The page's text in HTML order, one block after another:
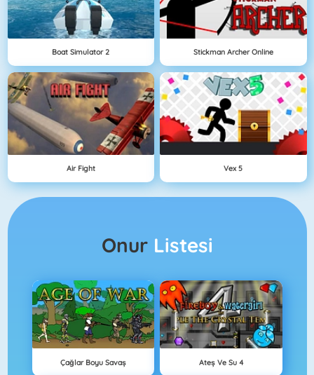
Boat Simulator 2 Stickman Archer Online
Air Fight Vex 5
Onur Listesi
Çağlar Boyu Savaş Ateş Ve Su 4